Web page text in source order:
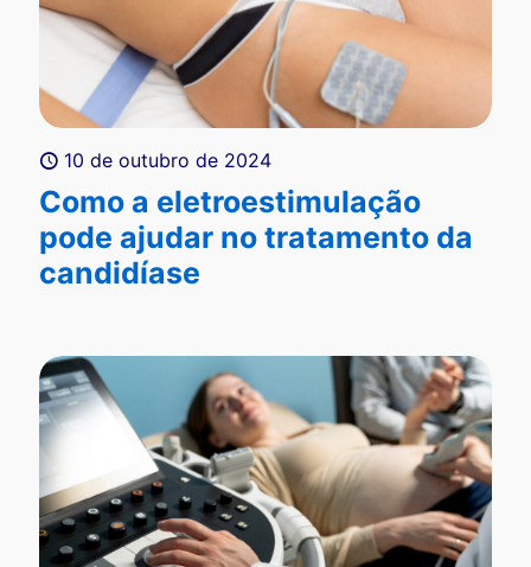
10 de outubro de 2024
Como a eletroestimulação
pode ajudar no tratamento da
candidíase